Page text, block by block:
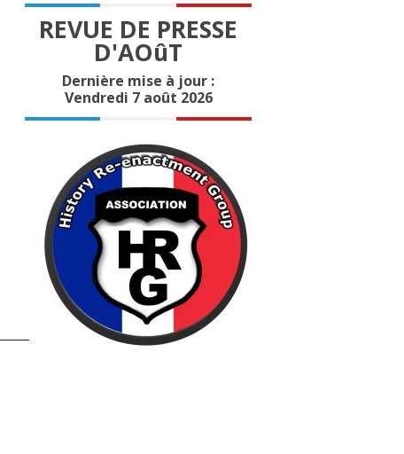
REVUE DE PRESSE
D'AOûT
Dernière mise à jour :
Vendredi 7 août 2026